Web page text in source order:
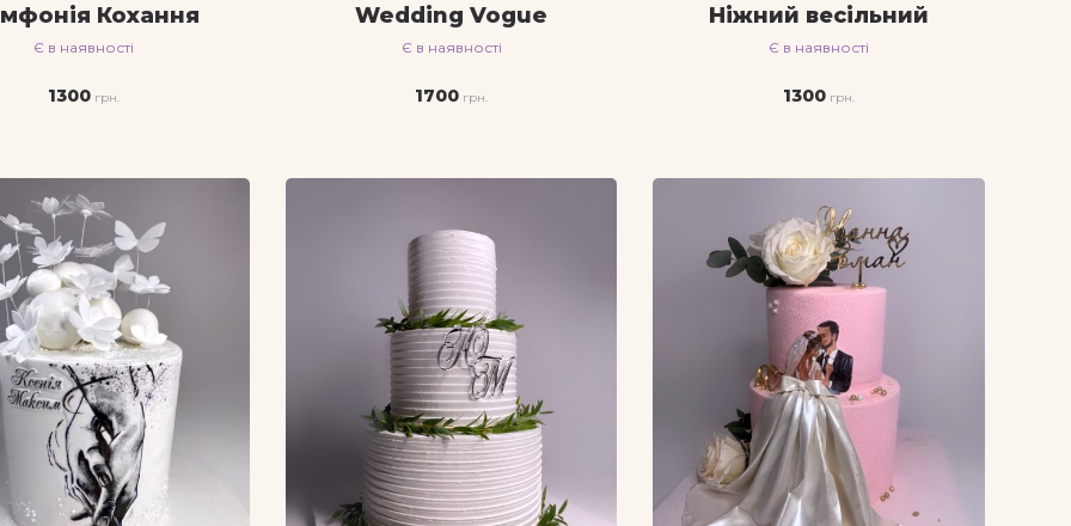
Кохання
Є в наявності
1300
Wedding Vogue
Є в наявності
1700
Ніжний весільний
Є в наявності
1300